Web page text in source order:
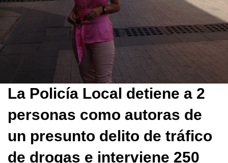
La Policía Local detiene a 2
personas como autoras de
un presunto delito de tráfico
de drogas e interviene 250